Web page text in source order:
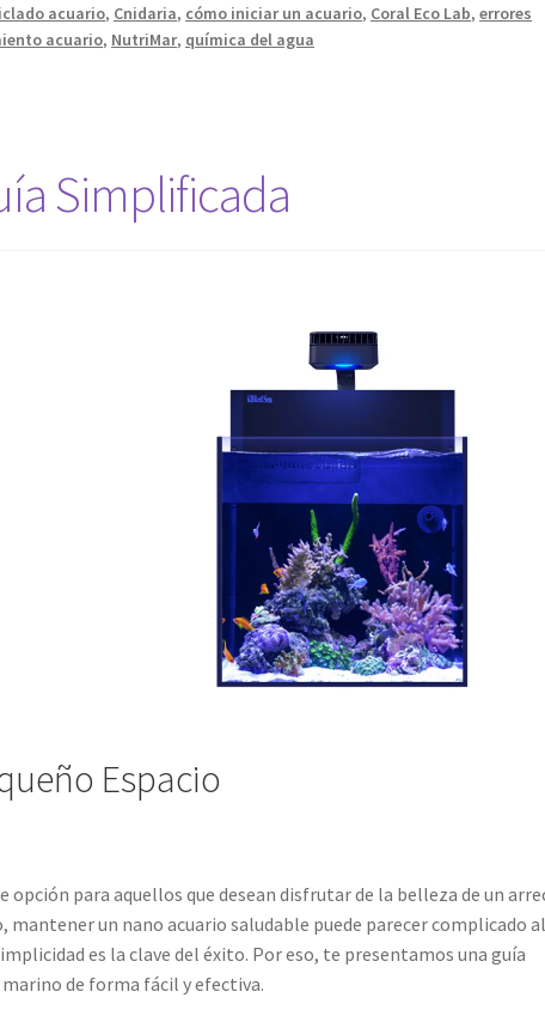
acuario, Cnidaria, cómo iniciar un acuario, Coral Eco Lab,errores
acuario, NutriMar, química del agua
Simplificada
Espacio
opción para aquellos que desean disfrutar de la belleza de un
mantener un nano acuario saludable puede parecer complicado al
es la clave del éxito. Por eso, te presentamos una guía
de forma fácil y efectiva.